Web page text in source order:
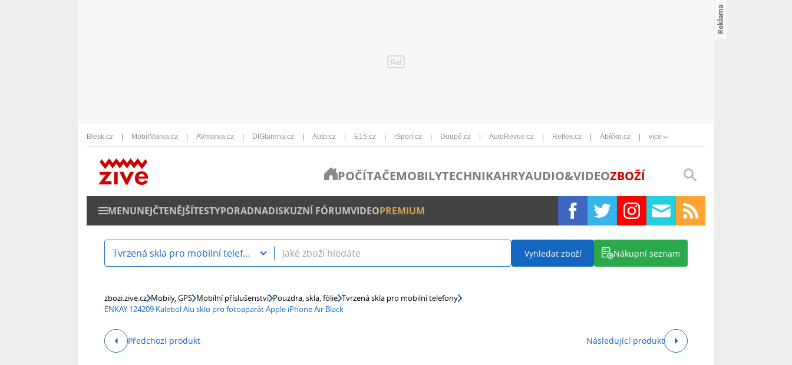
Blesk.cz MobilMania.cz AVmania.cz DIGIarena.cz Auto.cz E15.cz iSport.cz Doupě.cz AutoRevue.cz Reflex.cz Ábíčko.cz více
POČÍTAČEMOBILYTECHNIKAHRYAUDIO&VIDEOZBOŽÍ
MENUNEJČTENĚJŠÍTESTYPORADNADISKUZNÍ FÓRUMVIDEOPREMIUM
Tvrzená skla pro mobilní telefony Vyhledat zboží Nákupní seznam
zbozi.zive.cz Mobily, GPS Mobilní příslušenství Pouzdra, skla, fólie Tvrzená skla pro mobilní telefony
ENKAY 124209 Kalebol Alu sklo pro fotoaparát Apple iPhone Air Black
Předchozí produkt Následující produkt